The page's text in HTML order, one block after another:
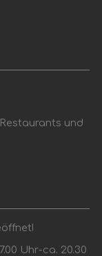
und
Uhr-ca. 20.30